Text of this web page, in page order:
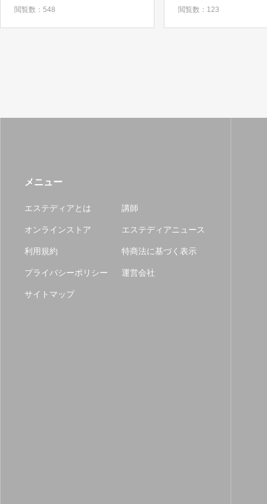
閲覧数：548
消。脱毛サロン「
閲覧数：123
メニュー
エステディアとは 講師
オンラインストア エステディアニュース
利用規約 特商法に基づく表示
プライバシーポリシー 運営会社
サイトマップ